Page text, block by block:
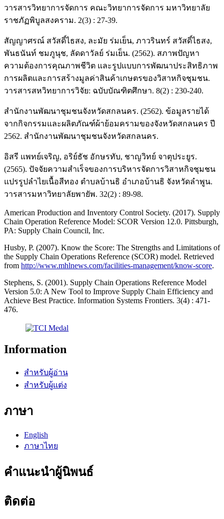
วารสารวิทยาการจัดการ คณะวิทยาการจัดการ มหาวิทยาลัย
ราชภัฏพิบูลสงคราม. 2(3) : 27-39.
สัญญาศรณ์ สวัสดิ์ไธสง, ละมัย ร่มเย็น, ภาวรินทร์ สวัสดิ์ไธสง,
พันธนันท์ ชมภูนุช, ลัดดาวัลย์ ร่มเย็น. (2562). สภาพปัญหา
ความต้องการคุณภาพชีวิต และรูปแบบการพัฒนาประสิทธิภาพ
การผลิตและการสร้างมูลค่าสินค้าเกษตรของวิสาหกิจชุมชน.
วารสารสหวิทยาการวิจัย: ฉบับบัณฑิตศึกษา. 8(2) : 230-240.
สำนักงานพัฒนาชุมชนจังหวัดสกลนคร. (2562). ข้อมูลรายได้
จากกิจกรรมและผลิตภัณฑ์ผ้าย้อมครามของจังหวัดสกลนคร ปี
2562. สำนักงานพัฒนาชุมชนจังหวัดสกลนคร.
อิสรี แพทย์เจริญ, อริย์ธัช อักษรทับ, ชาญวิทย์ จาตุประยูร.
(2565). ปัจจัยความสำเร็จของการบริหารจัดการวิสาหกิจชุมชน
แปรรูปลำไยเนื้อสีทอง ตำบลบ้านธิ อำเภอบ้านธิ จังหวัดลำพูน.
วารสารมหาวิทยาลัยพายัพ. 32(2) : 89-98.
American Production and Inventory Control Society. (2017). Supply
Chain Operation Reference Model: SCOR Version 12.0. Pittsburgh,
PA: Supply Chain Council, Inc.
Husby, P. (2007). Know the Score: The Strengths and Limitations of
the Supply Chain Operations Reference (SCOR) model. Retrieved
from http://www.mhlnews.com/facilities-management/know-score.
Stephens, S. (2001). Supply Chain Operations Reference Model
Version 5.0: A New Tool to Improve Supply Chain Efficiency and
Achieve Best Practice. Information Systems Frontiers. 3(4) : 471-
476.
Information
สำหรับผู้อ่าน
สำหรับผู้แต่ง
ภาษา
English
ภาษาไทย
คำแนะนำผู้นิพนธ์
ติดต่อ